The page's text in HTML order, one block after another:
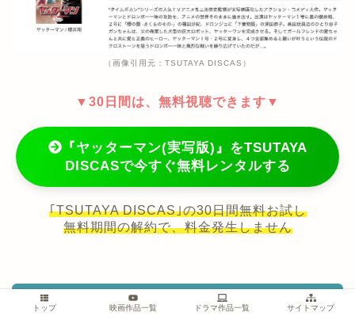
（画像引用元：TSUTAYA DISCAS）
▼30日間は、無料視聴できます▼
『ヤッターマン(実写版)』をTSUTAYA
DISCASで今すぐ無料レンタルする
｢TSUTAYA DISCAS｣の30日間無料お試し
無料期間の解約で、料金発生しません
映画『ヤッターマン(実写版)』の出演者
トップ 映画作品一覧 ドラマ作品一覧 サイトマップ